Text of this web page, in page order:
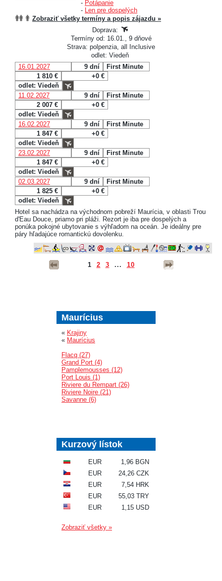
- Potápanie
- Len pre dospelých
Zobraziť všetky termíny a popis zájazdu »
Doprava:
Termíny od: 16.01., 9 dňové
Strava: polpenzia, all Inclusive
odlet: Viedeň
16.01.2027
9 dní
First Minute
1 810 €
+0 €
odlet: Viedeň
11.02.2027
9 dní
First Minute
2 007 €
+0 €
odlet: Viedeň
16.02.2027
9 dní
First Minute
1 847 €
+0 €
odlet: Viedeň
23.02.2027
9 dní
First Minute
1 847 €
+0 €
odlet: Viedeň
02.03.2027
9 dní
First Minute
1 825 €
+0 €
odlet: Viedeň
Hotel sa nachádza na východnom pobreží Maurícia, v oblasti Trou
d'Eau Douce, priamo pri pláži. Rezort je iba pre dospelých a
ponúka pokojné ubytovanie s výhľadom na oceán. Je ideálny pre
páry hľadajúce romantickú dovolenku.
1 2 3 ... 10
Maurícius
« Krajiny
« Maurícius
Flacq (27)
Grand Port (4)
Pamplemousses (12)
Port Louis (1)
Riviere du Rempart (26)
Riviere Noire (21)
Savanne (6)
Kurzový lístok
EUR
1,96 BGN
EUR
24,26 CZK
EUR
7,54 HRK
EUR
55,03 TRY
EUR
1,15 USD
Zobraziť všetky »